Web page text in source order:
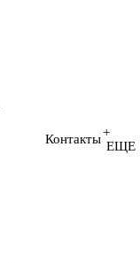
Контакты+
ЕЩЕ